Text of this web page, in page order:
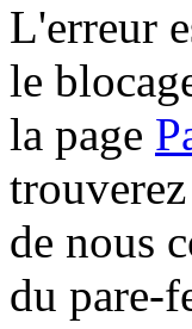
L'erreur
le
la page
de nous
du pare-